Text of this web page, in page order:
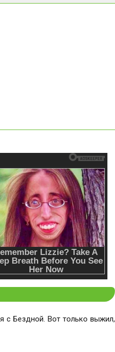
с Бездной. Вот только выжил,